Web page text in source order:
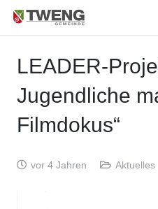
LEADER-
Jugendliche
Filmdokus“
vor 4 Jahren Aktuelles